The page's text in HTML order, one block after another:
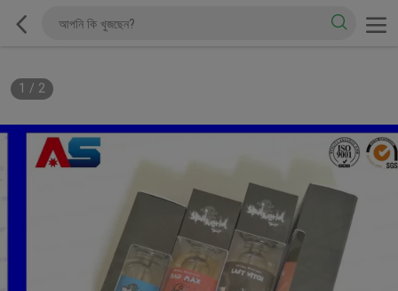
1 / 2